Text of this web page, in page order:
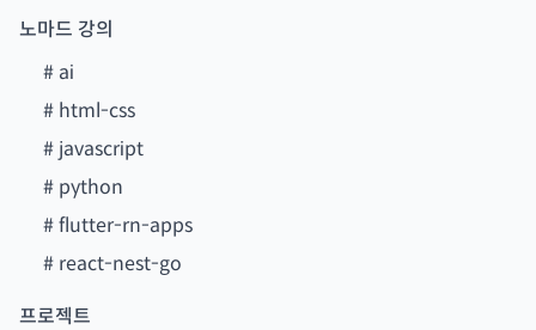
노마드 강의
# ai
# html-css
# javascript
# python
#flutter-rn-apps
# react-nest-go
프로젝트